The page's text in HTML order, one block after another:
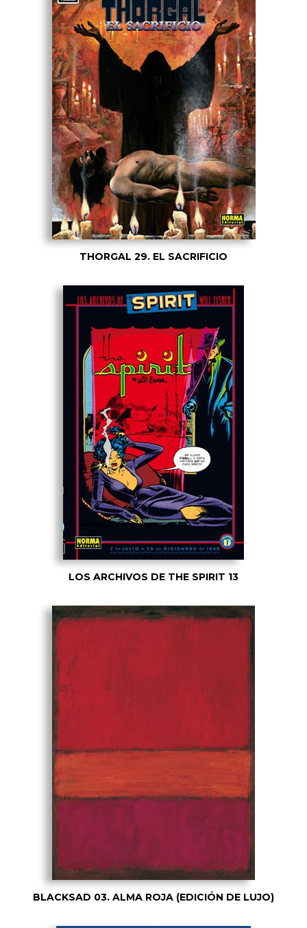
THORGAL 29. EL SACRIFICIO
LOS ARCHIVOS DE THE SPIRIT 13
BLACKSAD 03. ALMA ROJA (EDICIÓN DE LUJO)